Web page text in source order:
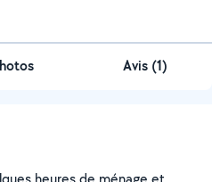
Avis (1)